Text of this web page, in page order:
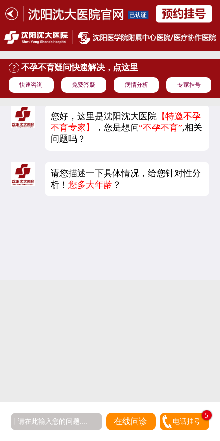
不孕不育疑问快速解决，点这里
快速咨询 免费答疑 病情分析 专家挂号
您好，这里是沈阳沈大医院 【特邀不孕
不育专家】
，您是想问“不孕不育”,相关
问题吗？
请您描述一下具体情况，给您针对性分
析！您多大年龄 ？
在线问诊 电话挂号
5